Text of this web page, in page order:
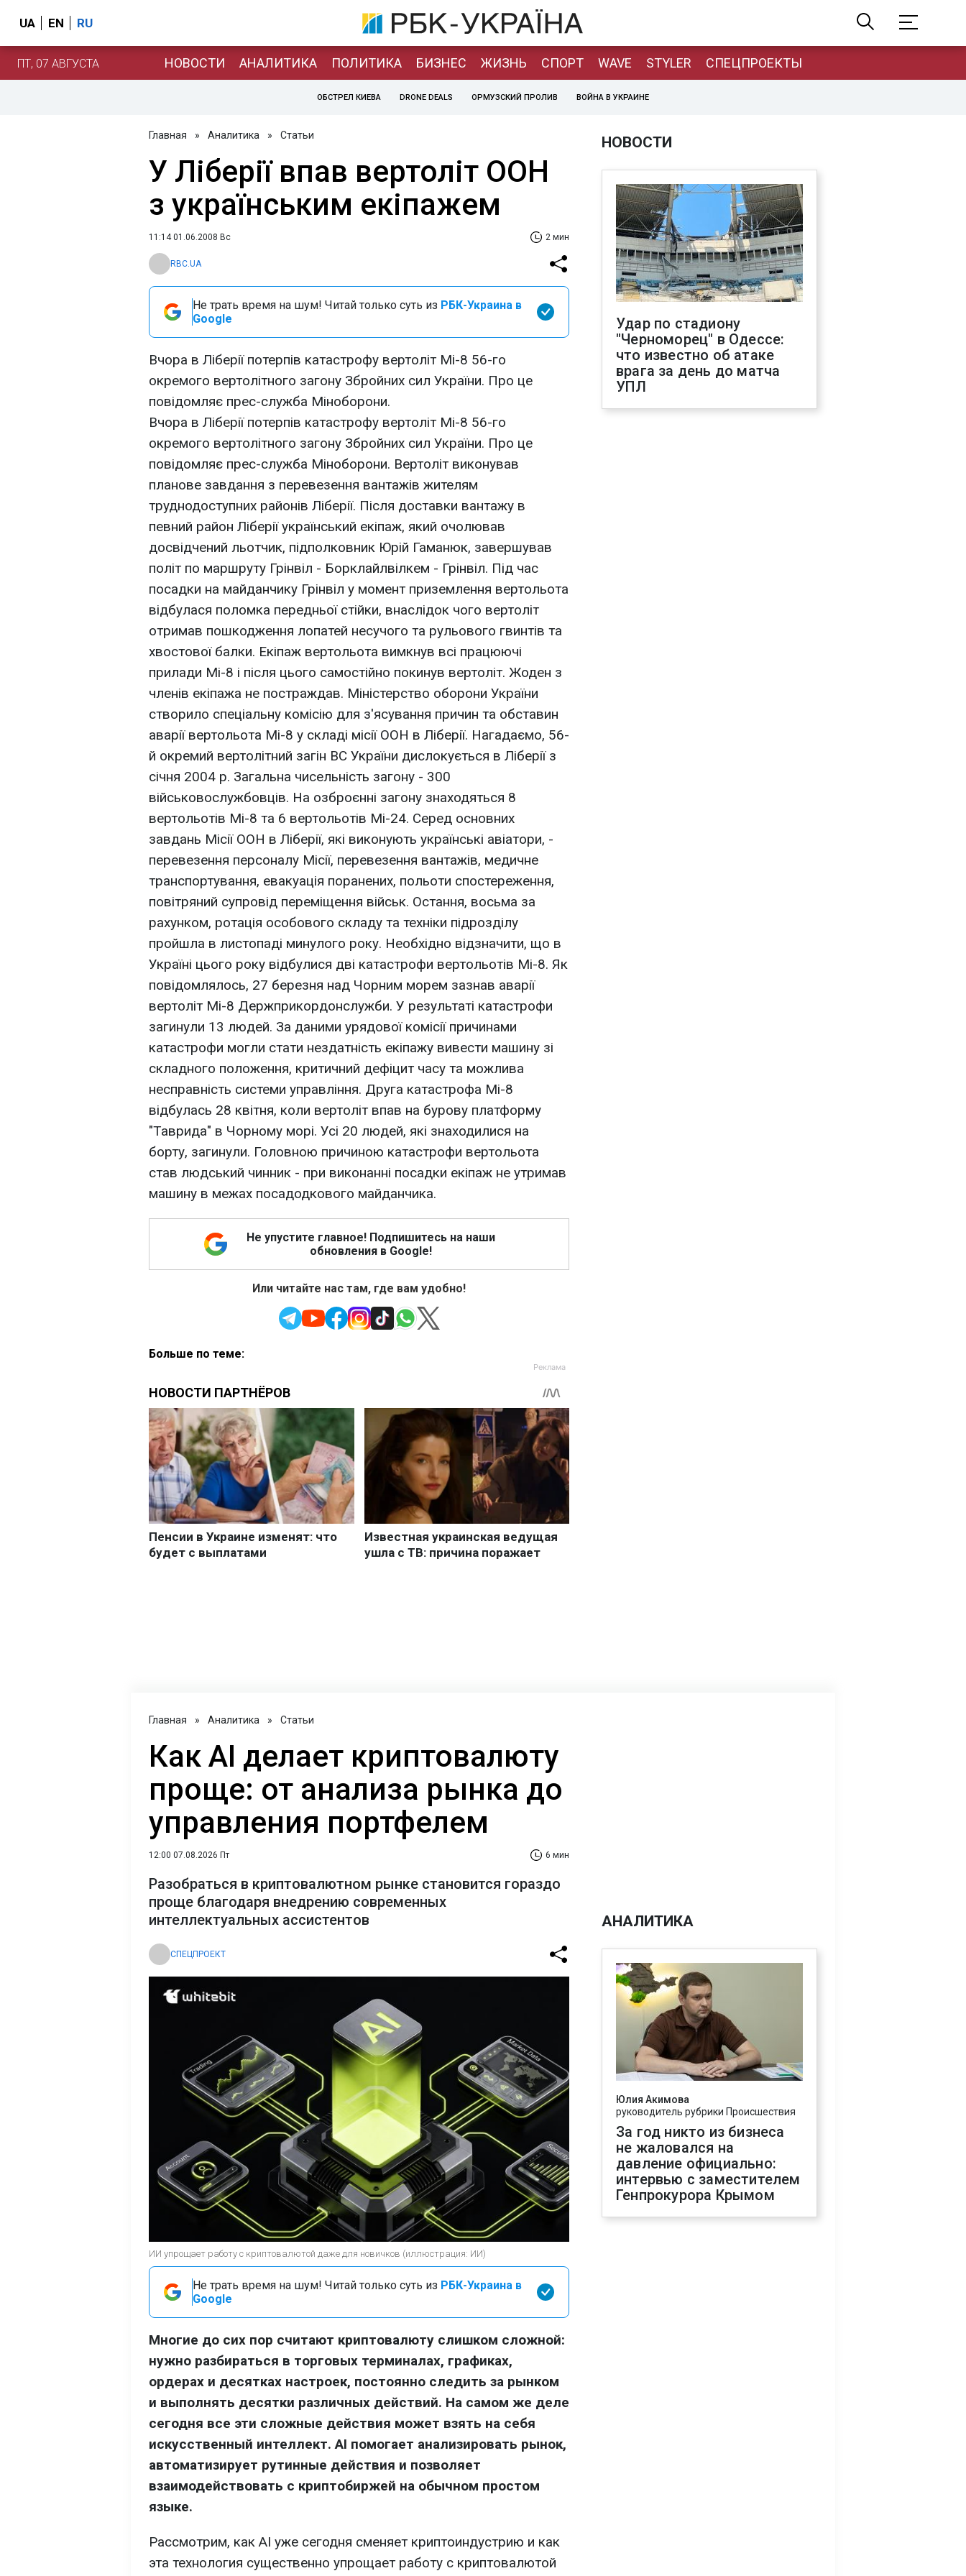
UA EN RU
ПТ, 07 АВГУСТА НОВОСТИ АНАЛИТИКА ПОЛИТИКА БИЗНЕС ЖИЗНЬ СПОРТ WAVE STYLER СПЕЦПРОЕКТЫ
ОБСТРЕЛ КИЕВА DRONE DEALS ОРМУЗСКИЙ ПРОЛИВ ВОЙНА В УКРАИНЕ
Главная » Аналитика » Статьи
У Ліберії впав вертоліт ООН
з українським екіпажем
11:14 01.06.2008 Вс 2 мин
RBC.UA
Не трать время на шум! Читай только суть из РБК-Украина в
Google
Вчора в Ліберії потерпів катастрофу вертоліт Мі-8 56-го
окремого вертолітного загону Збройних сил України. Про це
повідомляє прес-служба Міноборони.
Вчора в Ліберії потерпів катастрофу вертоліт Мі-8 56-го
окремого вертолітного загону Збройних сил України. Про це
повідомляє прес-служба Міноборони. Вертоліт виконував
планове завдання з перевезення вантажів жителям
труднодоступних районів Ліберії. Після доставки вантажу в
певний район Ліберії український екіпаж, який очолював
досвідчений льотчик, підполковник Юрій Гаманюк, завершував
політ по маршруту Грінвіл - Борклайлвілкем - Грінвіл. Під час
посадки на майданчику Грінвіл у момент приземлення вертольота
відбулася поломка передньої стійки, внаслідок чого вертоліт
отримав пошкодження лопатей несучого та рульового гвинтів та
хвостової балки. Екіпаж вертольота вимкнув всі працюючі
прилади Мі-8 і після цього самостійно покинув вертоліт. Жоден з
членів екіпажа не постраждав. Міністерство оборони України
створило спеціальну комісію для з'ясування причин та обставин
аварії вертольота Мі-8 у складі місії ООН в Ліберії. Нагадаємо, 56-
й окремий вертолітний загін ВС України дислокується в Ліберії з
січня 2004 р. Загальна чисельність загону - 300
військовослужбовців. На озброєнні загону знаходяться 8
вертольотів Мі-8 та 6 вертольотів Мі-24. Серед основних
завдань Місії ООН в Ліберії, які виконують українські авіатори, -
перевезення персоналу Місії, перевезення вантажів, медичне
транспортування, евакуація поранених, польоти спостереження,
повітряний супровід переміщення військ. Остання, восьма за
рахунком, ротація особового складу та техніки підрозділу
пройшла в листопаді минулого року. Необхідно відзначити, що в
Україні цього року відбулися дві катастрофи вертольотів Мі-8. Як
повідомлялось, 27 березня над Чорним морем зазнав аварії
вертоліт Мі-8 Держприкордонслужби. У результаті катастрофи
загинули 13 людей. За даними урядової комісії причинами
катастрофи могли стати нездатність екіпажу вивести машину зі
складного положення, критичний дефіцит часу та можлива
несправність системи управління. Друга катастрофа Мі-8
відбулась 28 квітня, коли вертоліт впав на бурову платформу
"Таврида" в Чорному морі. Усі 20 людей, які знаходилися на
борту, загинули. Головною причиною катастрофи вертольота
став людський чинник - при виконанні посадки екіпаж не утримав
машину в межах посадодкового майданчика.
Не упустите главное! Подпишитесь на наши
обновления в Google!
Или читайте нас там, где вам удобно!
Больше по теме:
НОВОСТИ
Удар по стадиону
"Черноморец" в Одессе:
что известно об атаке
врага за день до матча
УПЛ
Главная » Аналитика » Статьи
Как AI делает криптовалюту
проще: от анализа рынка до
управления портфелем
12:00 07.08.2026 Пт 6 мин
Разобраться в криптовалютном рынке становится гораздо
проще благодаря внедрению современных
интеллектуальных ассистентов
СПЕЦПРОЕКТ
ИИ упрощает работу с криптовалютой даже для новичков (иллюстрация: ИИ)
Не трать время на шум! Читай только суть из РБК-Украина в
Google
Многие до сих пор считают криптовалюту слишком сложной:
нужно разбираться в торговых терминалах, графиках,
ордерах и десятках настроек, постоянно следить за рынком
и выполнять десятки различных действий. На самом же деле
сегодня все эти сложные действия может взять на себя
искусственный интеллект. AI помогает анализировать рынок,
автоматизирует рутинные действия и позволяет
взаимодействовать с криптобиржей на обычном простом
языке.
Рассмотрим, как AI уже сегодня сменяет криптоиндустрию и как
эта технология существенно упрощает работу с криптовалютой
АНАЛИТИКА
Юлия Акимова
руководитель рубрики Происшествия
За год никто из бизнеса
не жаловался на
давление официально:
интервью с заместителем
Генпрокурора Крымом